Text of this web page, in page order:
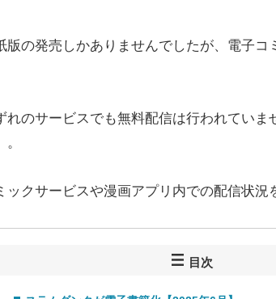
版の発売しかありませんでしたが、電子コ
れのサービスでも無料配信は行われていま
ックサービスや漫画アプリ内での配信状況
目次